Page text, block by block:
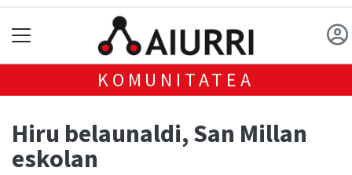
KOMUNITATEA
Hiru belaunaldi, San Millan
eskolan